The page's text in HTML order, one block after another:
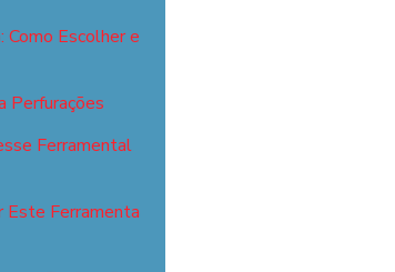
Como Escolher e
Perfurações
Ferramental
Este Ferramenta